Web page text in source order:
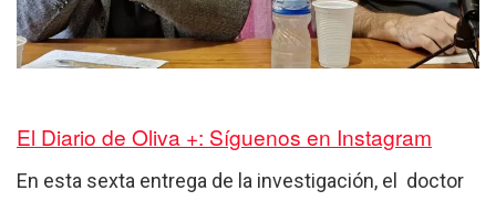
El Diario de Oliva +: Síguenos en Instagram
En esta sexta entrega de la investigación, el doctor